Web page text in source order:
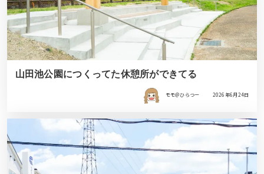
山田池公園につくってた休憩所ができてる
モモ＠ひらつー 2026年6月24日